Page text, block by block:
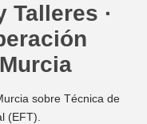
Talleres ·
sobre Técnica de
(EFT).